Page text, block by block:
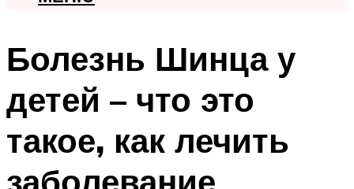
Болезнь Шинца у
детей – что это
такое, как лечить